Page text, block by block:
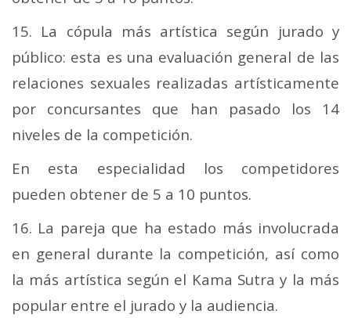
15. La cópula más artística según jurado y
público: esta es una evaluación general de las
relaciones sexuales realizadas artísticamente
por concursantes que han pasado los 14
niveles de la competición.
En esta especialidad los competidores
pueden obtener de 5 a 10 puntos.
16. La pareja que ha estado más involucrada
en general durante la competición, así como
la más artística según el Kama Sutra y la más
popular entre el jurado y la audiencia.